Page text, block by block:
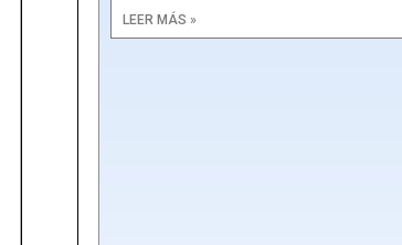
LEER MÁS »